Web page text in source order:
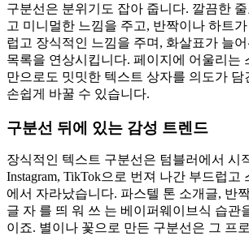
구분선은 분위기도 잡아 줍니다. 깔끔한
고 미니멀한 느낌을 주고, 반짝이나 하트
럽고 장식적인 느낌을 주며, 화살표가 늘
목록을 연상시킵니다. 페이지에 어울리는
만으로도 밋밋한 텍스트 상자를 의도가 담
손쉽게 바꿀 수 있습니다.
구분선 뒤에 있는 감성 트렌드
장식적인 텍스트 구분선은 텀블러에서 시
Instagram, TikTok으로 번져 나간 부드럽고
에서 자라났습니다. 파스텔 톤 소개글, 반
글 자 를 띄 워 쓰 는 베이퍼웨이브식 습관
이죠. 별이나 꽃으로 만든 구분선은 그 프